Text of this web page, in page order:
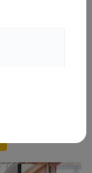
hiện nay
gia chủ có
thiết kế hot